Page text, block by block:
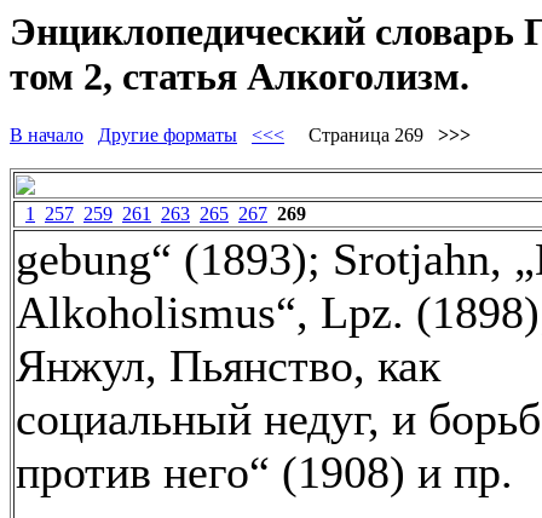
Энциклопедический словарь
том 2, статья Алкоголизм.
В начало Другие форматы <<< Страница 269 >>>
1 257 259 261 263 265 267 269
gebung“ (1893); Srotjahn,
Alkoholismus“, Lpz.
Янжул, Пьянство, как
социальный недуг, и
против него“ (1908) и пр.